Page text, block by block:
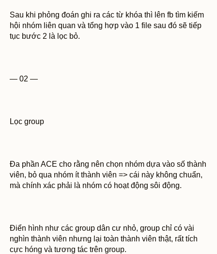
Sau khi phỏng đoán ghi ra các từ khóa thì lên fb tìm kiếm
hội nhóm liên quan và tổng hợp vào 1 file sau đó sẽ tiếp
tục bước 2 là lọc bỏ.
— 02 —
Lọc group
Đa phần ACE cho rằng nên chọn nhóm dựa vào số thành
viên, bỏ qua nhóm ít thành viên => cái này không chuẩn,
mà chính xác phải là nhóm có hoạt động sôi động.
Điển hình như các group dân cư nhỏ, group chỉ có vài
nghìn thành viên nhưng lại toàn thành viên thật, rất tích
cực hóng và tương tác trên group.